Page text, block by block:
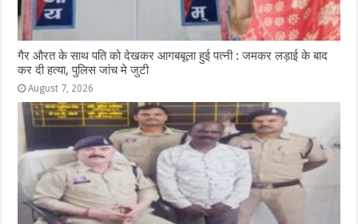
गैर औरत के साथ पति को देखकर आगबबूला हुई पत्नी : जमकर लड़ाई के बाद
कर दी हत्या, पुलिस जांच मे जुटी
August 7, 2026